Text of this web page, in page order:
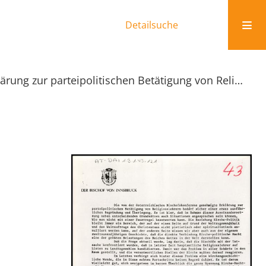
Detailsuche
Erklärung zur parteipolitischen Betätigung von Religionslehrern